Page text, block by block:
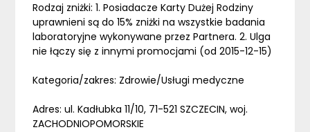
Rodzaj zniżki: 1. Posiadacze Karty Dużej Rodziny
uprawnieni są do 15% zniżki na wszystkie badania
laboratoryjne wykonywane przez Partnera. 2. Ulga
nie łączy się z innymi promocjami (od 2015-12-15)
Kategoria/zakres: Zdrowie/Usługi medyczne
Adres: ul. Kadłubka 11/10, 71-521 SZCZECIN, woj.
ZACHODNIOPOMORSKIE